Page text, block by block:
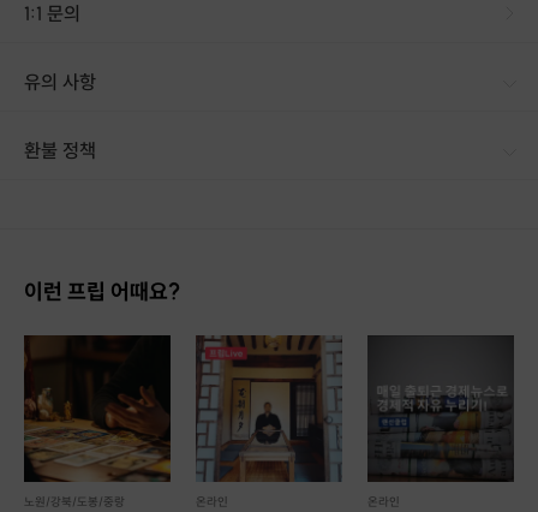
1:1 문의
유의 사항
환불 정책
이런 프립 어때요?
노원/강북/도봉/중랑 온라인 온라인